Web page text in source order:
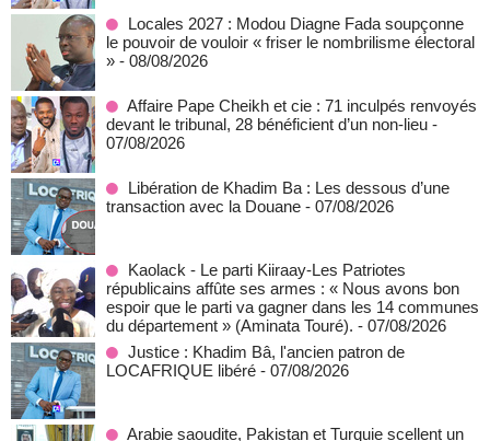
Locales 2027 : Modou Diagne Fada soupçonne
le pouvoir de vouloir « friser le nombrilisme électoral
» - 08/08/2026
Affaire Pape Cheikh et cie : 71 inculpés renvoyés
devant le tribunal, 28 bénéficient d’un non-lieu -
07/08/2026
Libération de Khadim Ba : Les dessous d’une
transaction avec la Douane - 07/08/2026
Kaolack - Le parti Kiiraay-Les Patriotes
républicains affûte ses armes : « Nous avons bon
espoir que le parti va gagner dans les 14 communes
du département » (Aminata Touré). - 07/08/2026
Justice : Khadim Bâ, l'ancien patron de
LOCAFRIQUE libéré - 07/08/2026
Arabie saoudite, Pakistan et Turquie scellent un